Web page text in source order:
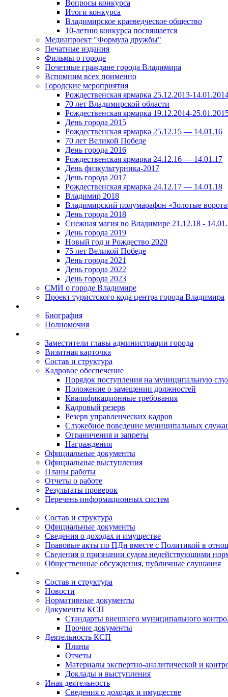
Вопросы конкурса
Итоги конкурса
Владимирское краеведческое общество
10-летию конкурса посвящается
Медиапроект "Формула дружбы"
Печатные издания
Фильмы о городе
Почетные граждане города Владимира
Вспомним всех поименно
Городские мероприятия
Рождественская ярмарка 25.12.2013-
70 лет Владимирской области
Рождественская ярмарка 19.12.2014-
День города 2015
Рождественская ярмарка 25.12.15 — 14.01.16
70 лет Великой Победе
День города 2016
Рождественская ярмарка 24.12.16 — 14.01.17
День физкультурника-2017
День города 2017
Рождественская ярмарка 24.12.17 — 14.01.18
Владимир 2018
Владимирский полумарафон «Золотые
День города 2018
Снежная магия во Владимире 21.12.18 -
День города 2019
Новый год и Рождество 2020
75 лет Великой Победе
День города 2021
День города 2022
День города 2023
СМИ о городе Владимире
Проект туристского кода центра города Владимира
Биография
Полномочия
Заместители главы администрации города
Визитная карточка
Состав и структура
Кадровое обеспечение
Порядок поступления на муниципальную
Положение о замещении должностей
Квалификационные требования
Кадровый резерв
Резерв управленческих кадров
Служебное поведение муниципальных
Ограничения и запреты
Награждения
Официальные документы
Официальные выступления
Планы работы
Отчеты о работе
Результаты проверок
Перечень информационных систем
Состав и структура
Официальные документы
Сведения о доходах и имуществе
Правовые акты по ПДн вместе с Политикой в
Сведения о признании судом недействующими
Общественные обсуждения, публичные слушания
Состав и структура
Новости
Нормативные документы
Документы КСП
Стандарты внешнего муниципального
Прочие документы
Деятельность КСП
Планы
Отчеты
Материалы экспертно-аналитической и
Доклады и выступления
Иная деятельность
Сведения о доходах и имуществе